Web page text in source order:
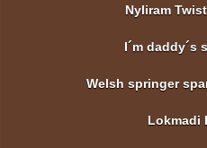
Nyliram
I´m daddy´s
Welsh springer
Lokmadi